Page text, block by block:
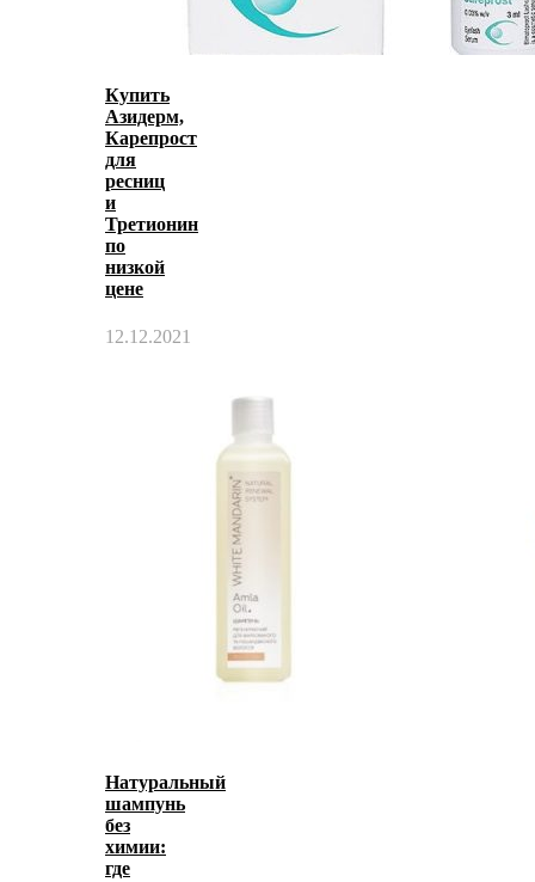
Купить
Азидерм,
Карепрост
для
ресниц
и
Третионин
по
низкой
цене
12.12.2021
Натуральный
шампунь
без
химии:
где